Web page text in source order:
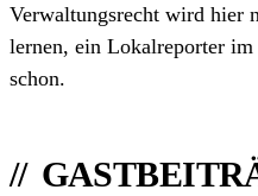
Verwaltungs­recht wird hier
lernen, ein Lokal­reporter
schon.